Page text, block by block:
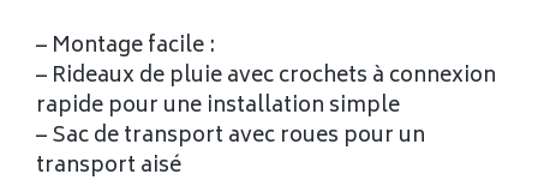
– Montage facile :
– Rideaux de pluie avec crochets à connexion
rapide pour une installation simple
– Sac de transport avec roues pour un
transport aisé